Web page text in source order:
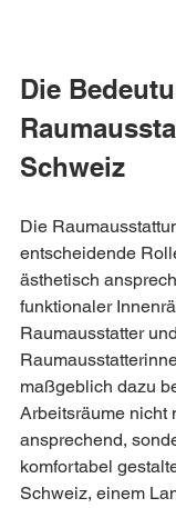
Die
Schweiz
Die
entscheidende
ästhetisch
funktionaler
Raumausstatter und
maßgeblich dazu
Arbeitsräume nicht
ansprechend,
komfortabel
Schweiz, einem